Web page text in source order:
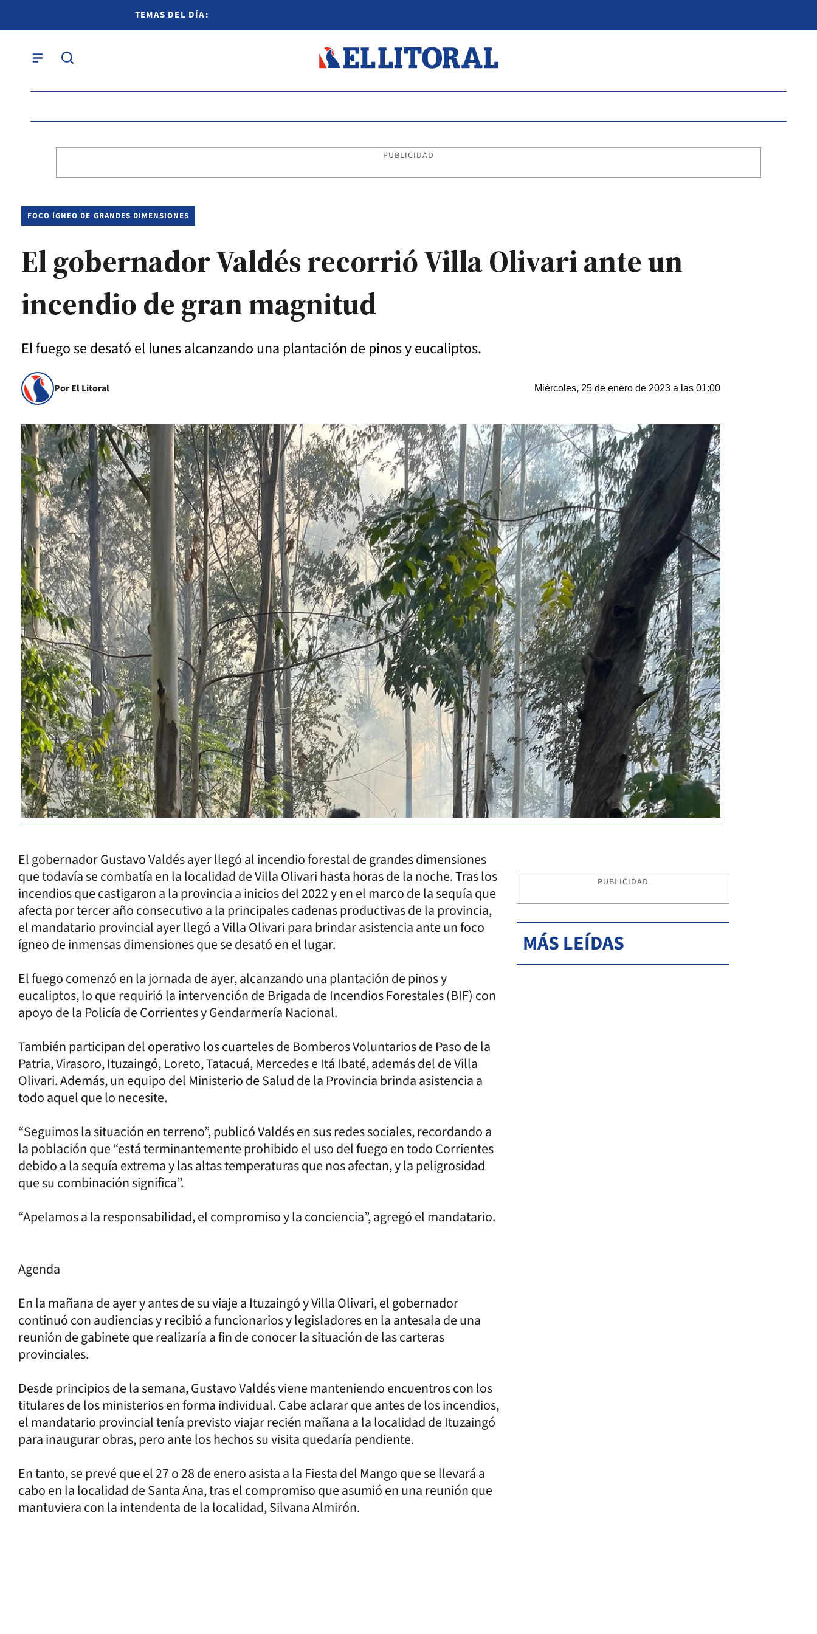
TEMAS DEL DÍA:
PUBLICIDAD
FOCO ÍGNEO DE GRANDES DIMENSIONES
El gobernador Valdés recorrió Villa Olivari ante un
incendio de gran magnitud
El fuego se desató el lunes alcanzando una plantación de pinos y eucaliptos.
Por El Litoral Miércoles, 25 de enero de 2023 a las 01:00
El gobernador Gustavo Valdés ayer llegó al incendio forestal de grandes dimensiones
que todavía se combatía en la localidad de Villa Olivari hasta horas de la noche. Tras los
incendios que castigaron a la provincia a inicios del 2022 y en el marco de la sequía que
afecta por tercer año consecutivo a la principales cadenas productivas de la provincia,
el mandatario provincial ayer llegó a Villa Olivari para brindar asistencia ante un foco
ígneo de inmensas dimensiones que se desató en el lugar.
El fuego comenzó en la jornada de ayer, alcanzando una plantación de pinos y
eucaliptos, lo que requirió la intervención de Brigada de Incendios Forestales (BIF) con
apoyo de la Policía de Corrientes y Gendarmería Nacional.
También participan del operativo los cuarteles de Bomberos Voluntarios de Paso de la
Patria, Virasoro, Ituzaingó, Loreto, Tatacuá, Mercedes e Itá Ibaté, además del de Villa
Olivari. Además, un equipo del Ministerio de Salud de la Provincia brinda asistencia a
todo aquel que lo necesite.
“Seguimos la situación en terreno”, publicó Valdés en sus redes sociales, recordando a
la población que “está terminantemente prohibido el uso del fuego en todo Corrientes
debido a la sequía extrema y las altas temperaturas que nos afectan, y la peligrosidad
que su combinación significa”.
“Apelamos a la responsabilidad, el compromiso y la conciencia”, agregó el mandatario.
Agenda
En la mañana de ayer y antes de su viaje a Ituzaingó y Villa Olivari, el gobernador
continuó con audiencias y recibió a funcionarios y legisladores en la antesala de una
reunión de gabinete que realizaría a fin de conocer la situación de las carteras
provinciales.
Desde principios de la semana, Gustavo Valdés viene manteniendo encuentros con los
titulares de los ministerios en forma individual. Cabe aclarar que antes de los incendios,
el mandatario provincial tenía previsto viajar recién mañana a la localidad de Ituzaingó
para inaugurar obras, pero ante los hechos su visita quedaría pendiente.
En tanto, se prevé que el 27 o 28 de enero asista a la Fiesta del Mango que se llevará a
cabo en la localidad de Santa Ana, tras el compromiso que asumió en una reunión que
mantuviera con la intendenta de la localidad, Silvana Almirón.
PUBLICIDAD
MÁS LEÍDAS